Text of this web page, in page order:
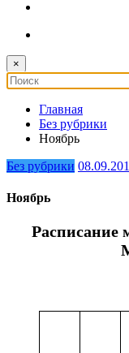
×
Главная
Без рубрики
Ноябрь
Без рубрики
Ноябрь
Расписание